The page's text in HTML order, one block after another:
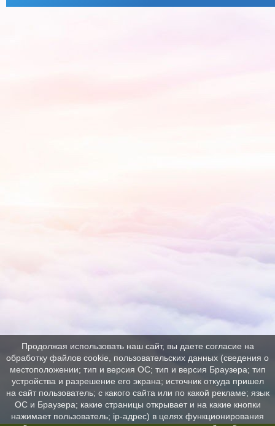
Продолжая использовать наш сайт, вы даете согласие на
обработку файлов cookie, пользовательских данных (сведения о
местоположении; тип и версия ОС; тип и версия Браузера; тип
устройства и разрешение его экрана; источник откуда пришел
на сайт пользователь; с какого сайта или по какой рекламе; язык
ОС и Браузера; какие страницы открывает и на какие кнопки
нажимает пользователь; ip-адрес) в целях функционирования